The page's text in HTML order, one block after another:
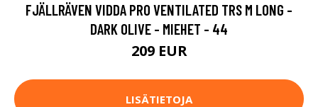
FJÄLLRÄVEN VIDDA PRO VENTILATED TRS M LONG -
DARK OLIVE - MIEHET - 44
209 EUR
LISÄTIETOJA